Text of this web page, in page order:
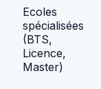
Ecoles
spécialisées
(BTS,
Licence,
Master)